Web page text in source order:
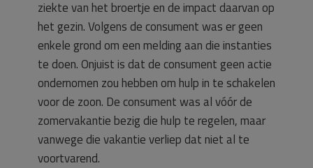
ziekte van het broertje en de impact daarvan op
het gezin. Volgens de consument was er geen
enkele grond om een melding aan die instanties
te doen. Onjuist is dat de consument geen actie
ondernomen zou hebben om hulp in te schakelen
voor de zoon. De consument was al vóór de
zomervakantie bezig die hulp te regelen, maar
vanwege die vakantie verliep dat niet al te
voortvarend.